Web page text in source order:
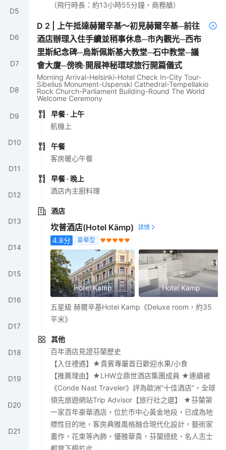
D5
D6
D7
D8
D9
D10
D11
D12
D13
D14
D15
D16
D17
D18
D19
D20
D21
（飛行時長：約13小時55分鐘，商務艙）
D 2 |上午抵達赫爾辛基～初見赫爾辛基─前往
酒店辦理入住手續並稍事休息─市內觀光─西布
里斯紀念碑─烏斯佩斯基大教堂─石中教堂─議
會大廈─傍晚‧開展神秘環球旅行開篇儀式
Morning Arrival-Helsinki-Hotel Check In-City Tour-
Sibelius Monument-Uspenski Cathedral-Tempellakio
Rock Church-Parliament Building-Round The World
Welcome Ceremony
早餐 · 上午
航機上
午餐
客房暖心午餐
早餐 · 晚上
酒店內主廚料理
酒店
坎普酒店(Hotel Kämp)
4.8分 豪華型
Hotel Kamp Hotel Kamp
五星級 赫爾辛基Hotel Kamp《Deluxe room，約35
平米》
其他
百年酒店見證芬蘭歷史
【入住禮遇】★貴賓專屬首日歡迎水果/小食
【推薦理由】★LHW立鼎世酒店集團成員 ★連續被
《Conde Nast Traveler》評為歐洲“十佳酒店”，全球
領先旅遊網站Trip Advisor【旅行社之選】 ★芬蘭第
一家百年豪華酒店，位於市中心黃金地段，已成為地
標性目的地，客房典雅風格融合現代化設計，藝術家
畫作，花束等內飾，優雅華貴，芬蘭總統、名人志士
都曾下榻於此